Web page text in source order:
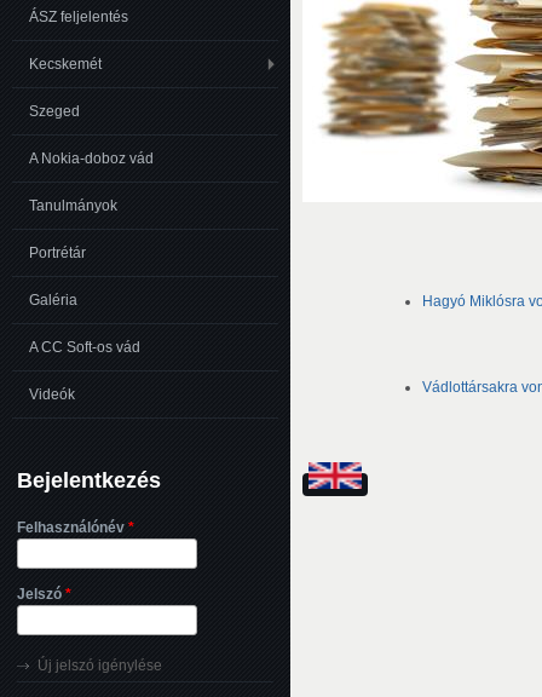
Hagyó Miklósra
Vádlottársakra
ÁSZ feljelentés
Kecskemét
Szeged
A Nokia-doboz vád
Tanulmányok
Portrétár
Galéria
A CC Soft-os vád
Videók
Bejelentkezés
Felhasználónév *
Jelszó *
Új jelszó igénylése